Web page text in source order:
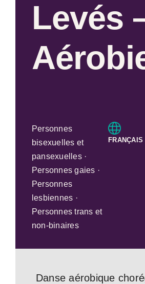
Levés
Personnes
bisexuelles et
pansexuelles ·
Personnes gaies ·
Personnes
lesbiennes ·
Personnes trans et
non-binaires
FRANÇAIS
Danse aérobique